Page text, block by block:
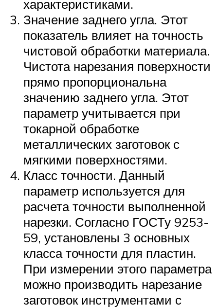
характеристиками.
Значение заднего угла. Этот
показатель влияет на точность
чистовой обработки материала.
Чистота нарезания поверхности
прямо пропорциональна
значению заднего угла. Этот
параметр учитывается при
токарной обработке
металлических заготовок с
мягкими поверхностями.
Класс точности. Данный
параметр используется для
расчета точности выполненной
нарезки. Согласно ГОСТу 9253-
59, установлены 3 основных
класса точности для пластин.
При измерении этого параметра
можно производить нарезание
заготовок инструментами с